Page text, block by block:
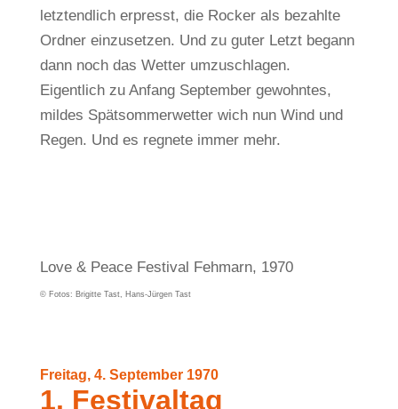
letztendlich erpresst, die Rocker als bezahlte
Ordner einzusetzen. Und zu guter Letzt begann
dann noch das Wetter umzuschlagen.
Eigentlich zu Anfang September gewohntes,
mildes Spätsommerwetter wich nun Wind und
Regen. Und es regnete immer mehr.
Love & Peace Festival Fehmarn, 1970
© Fotos: Brigitte Tast, Hans-Jürgen Tast
Freitag, 4. September 1970
1. Festivaltag